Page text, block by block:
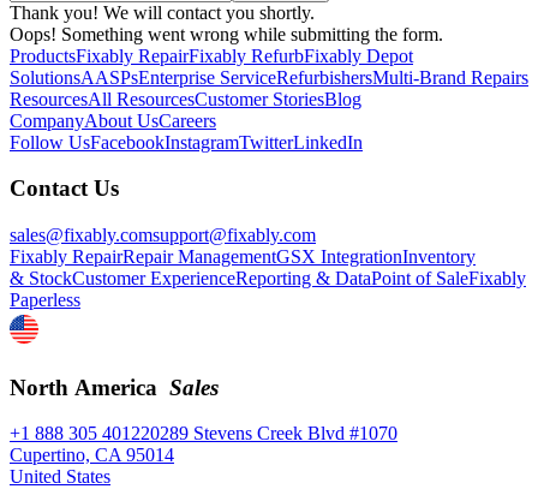
Thank you! We will contact you shortly.
Oops! Something went wrong while submitting the form.
ProductsFixably RepairFixably RefurbFixably Depot
SolutionsAASPsEnterprise ServiceRefurbishersMulti-Brand Repairs
ResourcesAll ResourcesCustomer StoriesBlog
CompanyAbout UsCareers
Follow UsFacebookInstagramTwitterLinkedIn
Contact Us
sales@fixably.comsupport@fixably.com
Fixably RepairRepair ManagementGSX IntegrationInventory
& StockCustomer ExperienceReporting & DataPoint of SaleFixably
Paperless
North America Sales
+1 888 305 401220289 Stevens Creek Blvd #1070
Cupertino, CA 95014
United States